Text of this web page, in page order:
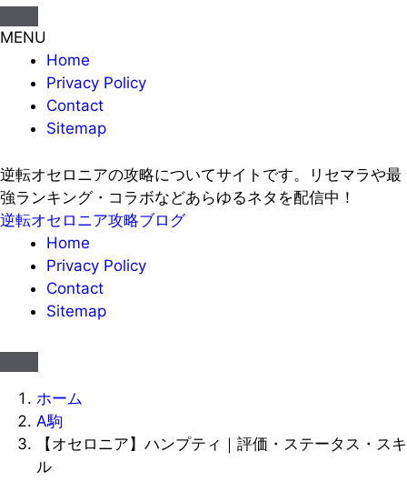
MENU
Home
Privacy Policy
Contact
Sitemap
逆転オセロニアの攻略についてサイトです。リセマラや最
強ランキング・コラボなどあらゆるネタを配信中！
逆転オセロニア攻略ブログ
Home
Privacy Policy
Contact
Sitemap
ホーム
A駒
【オセロニア】ハンプティ｜評価・ステータス・スキ
ル